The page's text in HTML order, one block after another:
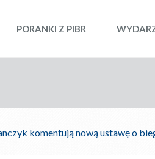
PORANKI Z PIBR
komentują nową ustawę o